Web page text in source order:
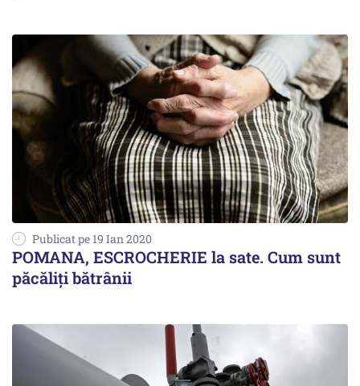
Publicat pe 19 Ian 2020
POMANA, ESCROCHERIE la sate. Cum sunt
păcăliți bătrânii